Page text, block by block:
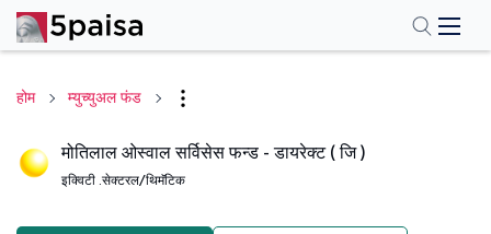
होम म्युच्युअल फंड
मोतिलाल ओस्वाल सर्विसेस फन्ड - डायरेक्ट ( जि )
इक्विटी .सेक्टरल/थिमॅटिक